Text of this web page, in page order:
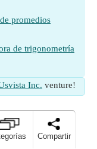
promedios
de trigonometría
Inc. venture!
Compartir